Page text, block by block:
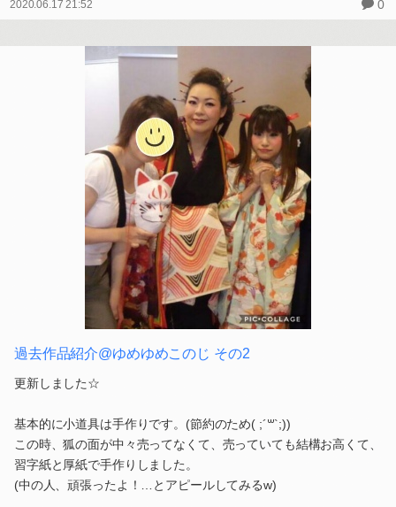
2020.06.17 21:52 0
過去作品紹介@ゆめゆめこのじ その2
更新しました☆
基本的に小道具は手作りです。(節約のため( ;´꒳`;))
この時、狐の面が中々売ってなくて、売っていても結構お高くて、
習字紙と厚紙で手作りしました。
(中の人、頑張ったよ！…とアピールしてみるw)